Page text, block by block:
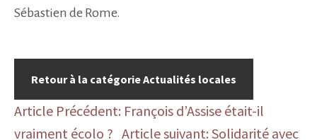
Sébastien de Rome.
Retour à la catégorie Actualités locales
Article Précédent: François d’Assise était-il
vraiment écolo ? Article suivant: Solidarité avec